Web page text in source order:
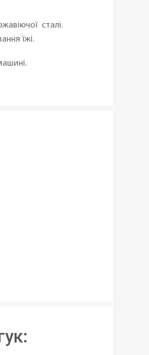
сталі.
їжі.